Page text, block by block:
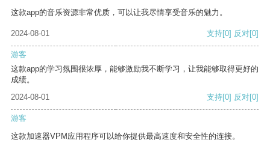
这款app的音乐资源非常优质，可以让我尽情享受音乐的魅力。
2024-08-01 支持[0] 反对[0]
游客
这款app的学习氛围很浓厚，能够激励我不断学习，让我能够取得更好的
成绩。
2024-08-01
支持[0] 反对[0]
游客
这款加速器VPM应用程序可以给你提供最高速度和安全性的连接。